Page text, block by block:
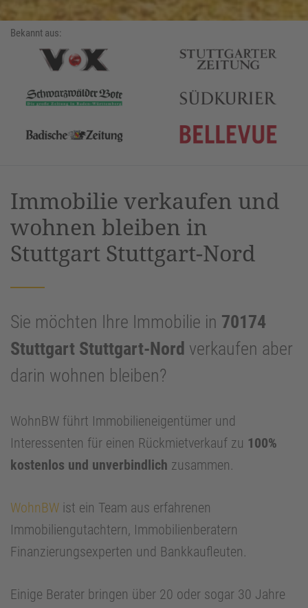
Bekannt aus:
Immobilie verkaufen und
wohnen bleiben in
Stuttgart Stuttgart-Nord
Sie möchten Ihre Immobilie in 70174
Stuttgart Stuttgart-Nord verkaufen aber
darin wohnen bleiben?
WohnBW führt Immobilieneigentümer und
Interessenten für einen Rückmietverkauf zu 100%
kostenlos und unverbindlich zusammen.
WohnBW ist ein Team aus erfahrenen
Immobiliengutachtern, Immobilienberatern
Finanzierungsexperten und Bankkaufleuten.
Einige Berater bringen über 20 oder sogar 30 Jahre